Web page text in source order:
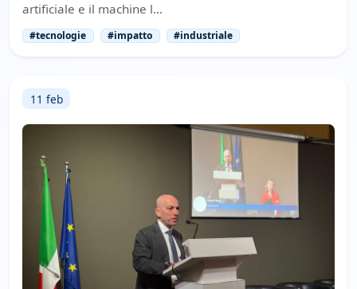
artificiale e il machine l…
#tecnologie #impatto #industriale
11 feb